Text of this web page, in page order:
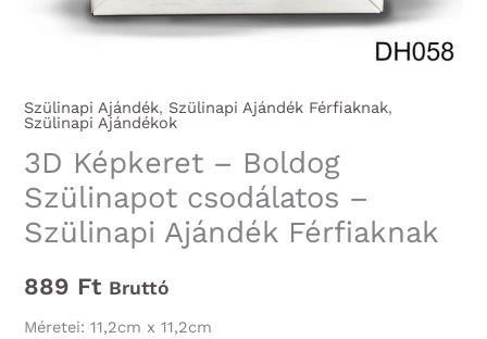
Szülinapi Ajándék, Szülinapi Ajándék Férfiaknak,
Szülinapi Ajándékok
3D Képkeret – Boldog
Szülinapot csodálatos –
Szülinapi Ajándék Férfiaknak
889 Ft Bruttó
Méretei: 11,2cm x 11,2cm